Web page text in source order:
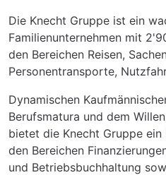
Die Knecht Gruppe ist ein
Familienunternehmen mit
den Bereichen Reisen,
Personentransporte,
Dynamischen
Berufsmatura und dem
bietet die Knecht Gruppe
den Bereichen
und Betriebsbuchhaltung